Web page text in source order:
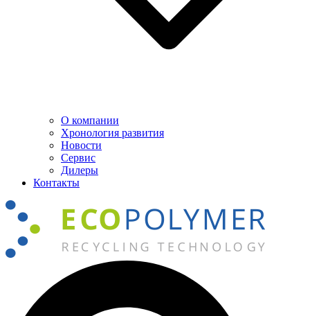
О компании
Хронология развития
Новости
Сервис
Дилеры
Контакты